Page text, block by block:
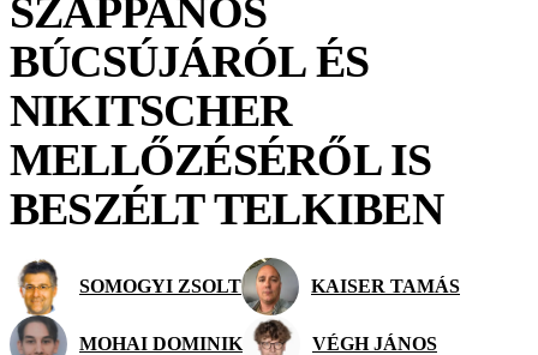
SZAPPANOS
BÚCSÚJÁRÓL ÉS
NIKITSCHER
MELLŐZÉSÉRŐL IS
BESZÉLT TELKIBEN
SOMOGYI ZSOLT KAISER TAMÁS
MOHAI DOMINIK VÉGH JÁNOS